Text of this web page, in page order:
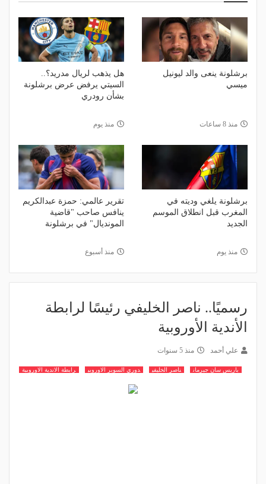
برشلونة ينعى والد ليونيل
ميسي
منذ 8 ساعات
هل يذهب لريال مدريد؟..
السيتي يرفض عرض برشلونة
بشأن رودري
منذ يوم
برشلونة يلغي وديته في
المغرب قبل انطلاق الموسم
الجديد
منذ يوم
تقرير عالمي: حمزة عبدالكريم
ينافس صاحب "قاضية
المونديال" في برشلونة
منذ أسبوع
رسميًا.. ناصر الخليفي رئيسًا لرابطة
الأندية الأوروبية
علي أحمد منذ 5 سنوات
باريس سان جيرمان ناصر الخليفي دوري السوبر الاوروبي رابطة الاندية الاوروبية